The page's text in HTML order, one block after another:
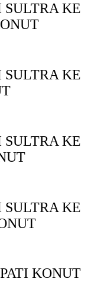
SULTRA KE
SULTRA KE
SULTRA KE
SULTRA KE
KONUT